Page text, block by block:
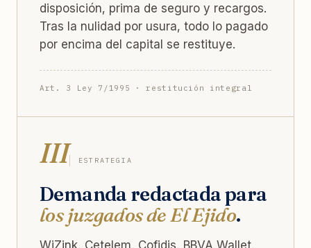
disposición, prima de seguro y recargos.
Tras la nulidad por usura, todo lo pagado
por encima del capital se restituye.
Art. 3 Ley 7/1995 · restitución integral
III ESTRATEGIA
Demanda redactada para
los juzgados de El Ejido.
WiZink, Cetelem, Cofidis, BBVA Wallet,